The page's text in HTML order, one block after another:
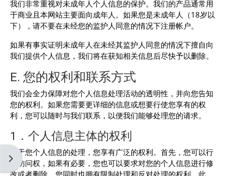
打开块抽屉
我们非常重视对未成年人个人信息的保护。我们的产品通常用
于商业且本网站主要面向成年人。如果您是未成年人（18岁以
下），请不要在未经您的监护人同意的情况下注册帐户。
如果有事实证明未成年人在未经其监护人同意的情况下擅自向
我们提供个人信息，我们将在获知相关信息后尽快予以删除。
E. 您的权利和联系方式
我们会全力保障对您个人信息处理活动的透明性，并向您告知
您的权利。如果您需要更详细的信息或想要行使您享有的权
利，您可以随时与我们联系，以便我们能够处理您的请求。
1．个人信息主体的权利
关于您个人信息的处理，您享有广泛的权利。首先，您可以行
使访问权，如果有必要，您也可以要求对您的个人信息进行修
改或者删除。您同时也拥有限制处理和反对处理的权利。此